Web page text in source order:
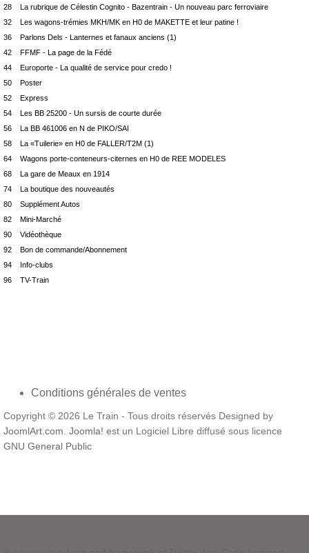
28 La rubrique de Célestin Cognito - Bazentrain - Un nouveau parc ferroviaire
32 Les wagons-trémies MKH/MK en H0 de MAKETTE et leur patine !
36 Parlons Dels - Lanternes et fanaux anciens (1)
42 FFMF - La page de la Fédé
44 Europorte - La qualité de service pour credo !
50 Poster
52 Express
54 Les BB 25200 - Un sursis de courte durée
56 La BB 461006 en N de PIKO/SAI
58 La «Tuilerie» en H0 de FALLER/T2M (1)
64 Wagons porte-conteneurs-citernes en H0 de REE MODELES
68 La gare de Meaux en 1914
74 La boutique des nouveautés
80 Supplément Autos
82 Mini-Marché
90 Vidéothèque
92 Bon de commande/Abonnement
94 Info-clubs
96 TV-Train
Conditions générales de ventes
Copyright © 2026 Le Train - Tous droits réservés Designed by
JoomlArt.com. Joomla! est un Logiciel Libre diffusé sous licence
GNU General Public